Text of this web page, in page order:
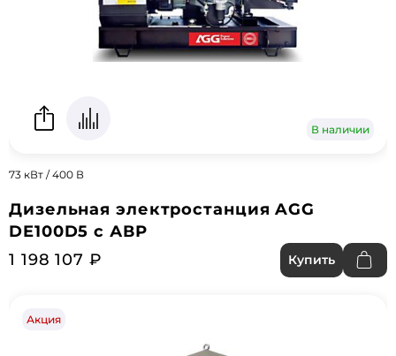
В наличии
73 кВт / 400 В
Дизельная электростанция AGG
DE100D5 с АВР
1 198 107 ₽
Купить
Акция